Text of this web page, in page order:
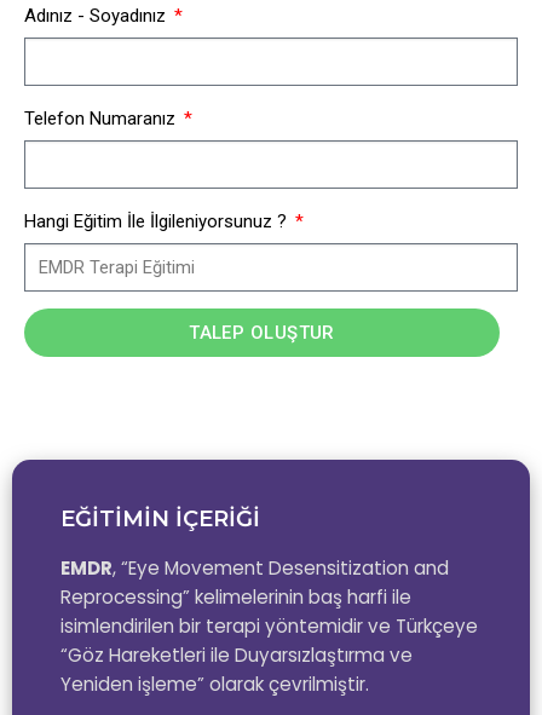
EĞİTİMİN İÇERİĞİ
EMDR, “Eye Movement Desensitization and
Reprocessing” kelimelerinin baş harfi ile
isimlendirilen bir terapi yöntemidir ve Türkçeye
“Göz Hareketleri ile Duyarsızlaştırma ve
Yeniden işleme” olarak çevrilmiştir.
Adınız - Soyadınız
Telefon Numaranız
Hangi Eğitim İle İlgileniyorsunuz ?
TALEP OLUŞTUR